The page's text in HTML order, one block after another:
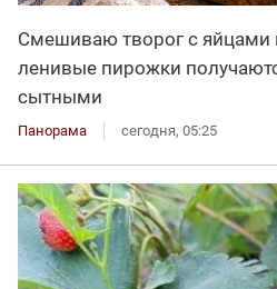
Смешиваю творог с яйцами
ленивые пирожки
сытными
Панорама сегодня, 05:25